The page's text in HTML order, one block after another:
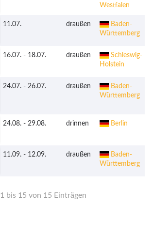
Westfalen
11.07. draußen
Baden-
Württemberg
16.07. - 18.07. draußen
Schleswig-
Holstein
24.07. - 26.07. draußen
Baden-
Württemberg
24.08. - 29.08. drinnen Berlin
11.09. - 12.09. draußen
Baden-
Württemberg
1 bis 15 von 15 Einträgen